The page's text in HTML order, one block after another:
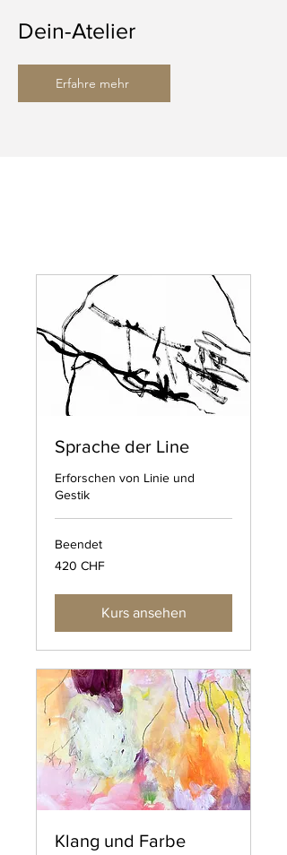
Dein-Atelier
Erfahre mehr
Sprache der Line
Erforschen von Linie und
Gestik
Beendet
420
Schweizer
420 CHF
Kurs ansehen
Klang und Farbe